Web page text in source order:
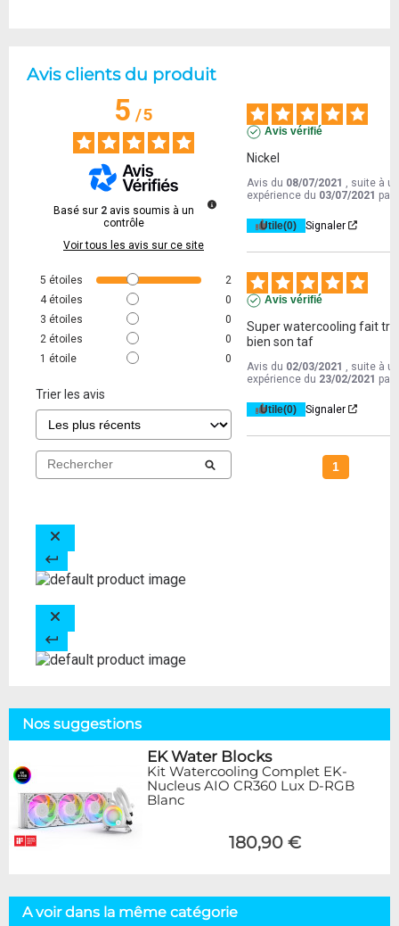
Avis clients du produit
5/5
Basé sur 2 avis soumis à un
contrôle
Voir tous les avis sur ce site
5 étoiles
2
4 étoiles
0
3 étoiles
0
2 étoiles
0
1 étoile 0
Trier les avis
Avis vérifié
Nickel
Avis du 08/07/2021
, suite à
expérience du 03/07/2021 par
Utile(0) Signaler
Avis vérifié
Super watercooling fait
bien son taf
Avis du 02/03/2021
, suite à
expérience du 23/02/2021 par
Utile(0) Signaler
1
Nos suggestions
EK Water Blocks
Kit Watercooling Complet EK-
Nucleus AIO CR360 Lux D-RGB
Blanc
180,90 €
A voir dans la même catégorie